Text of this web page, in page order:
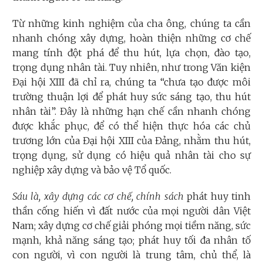
Từ những kinh nghiệm của cha ông, chúng ta cần
nhanh chóng xây dựng, hoàn thiện những cơ chế
mang tính đột phá để thu hút, lựa chọn, đào tạo,
trọng dụng nhân tài. Tuy nhiên, như trong Văn kiện
Đại hội XIII đã chỉ ra, chúng ta “chưa tạo được môi
trường thuận lợi để phát huy sức sáng tạo, thu hút
nhân tài”. Đây là những hạn chế cần nhanh chóng
được khắc phục, để có thể hiện thực hóa các chủ
trương lớn của Đại hội XIII của Đảng, nhằm thu hút,
trọng dụng, sử dụng có hiệu quả nhân tài cho sự
nghiệp xây dựng và bảo vệ Tổ quốc.
Sáu là, xây dựng các cơ chế, chính sách phát huy tinh
thần cống hiến vì đất nước của mọi người dân Việt
Nam; xây dựng cơ chế giải phóng mọi tiềm năng, sức
mạnh, khả năng sáng tạo; phát huy tối đa nhân tố
con người, vì con người là trung tâm, chủ thể, là